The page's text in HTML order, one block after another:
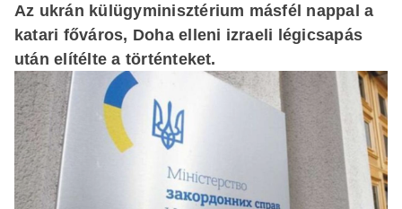
Az ukrán külügyminisztérium másfél nappal a
katari főváros, Doha elleni izraeli légicsapás
után elítélte a történteket.